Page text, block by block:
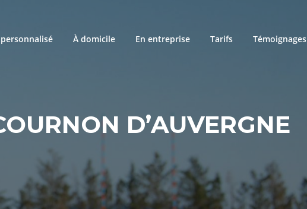
À domicile En entreprise Tarifs Témoignages
D’AUVERGNE